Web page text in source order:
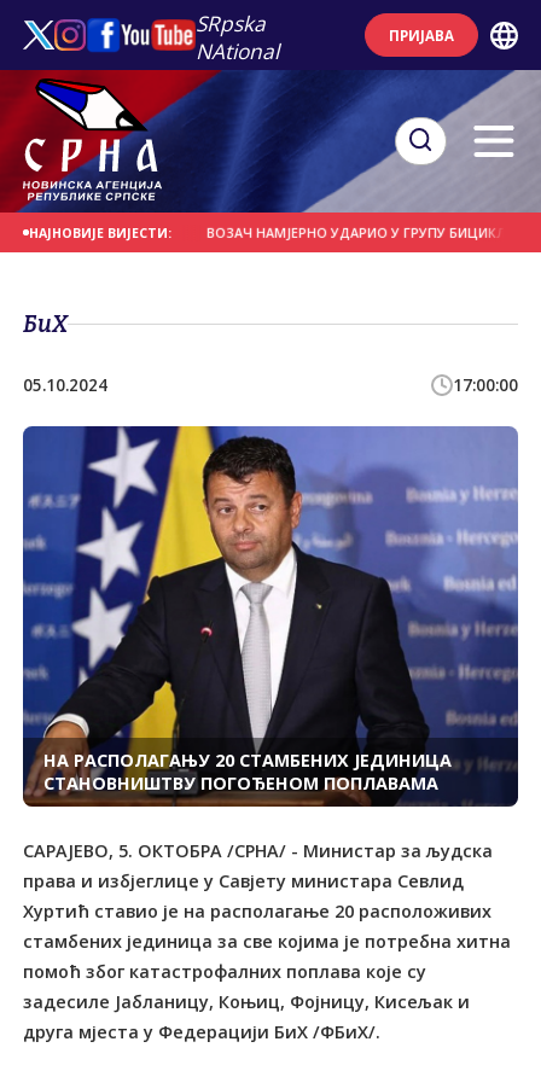
SRpska
NAtional
ПРИЈАВА
НАЈНОВИЈЕ ВИЈЕСТИ:
НА ДАНАШЊИ ДАН ВОЗАЧ НАМЈЕРНО УДАРИО У ГРУПУ БИЦИКЛИСТА
БиХ
05.10.2024 17:00:00
НА РАСПОЛАГАЊУ 20 СТАМБЕНИХ ЈЕДИНИЦА
СТАНОВНИШТВУ ПОГОЂЕНОМ ПОПЛАВАМА
САРАЈЕВО, 5. ОКТОБРА /СРНА/ - Министар за људска
права и избјеглице у Савјету министара Севлид
Хуртић ставио је на располагање 20 расположивих
стамбених јединица за све којима је потребна хитна
помоћ због катастрофалних поплава које су
задесиле Јабланицу, Коњиц, Фојницу, Кисељак и
друга мјеста у Федерацији БиХ /ФБиХ/.